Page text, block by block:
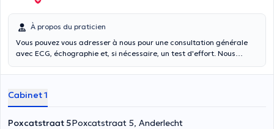
À propos du praticien
Vous pouvez vous adresser à nous pour une consultation générale
avec ECG, échographie et, si nécessaire, un test d'effort. Nous
de pression artérielle de 24 heures et des contrôles des
Cabinet 1
Poxcatstraat 5Poxcatstraat 5, Anderlecht